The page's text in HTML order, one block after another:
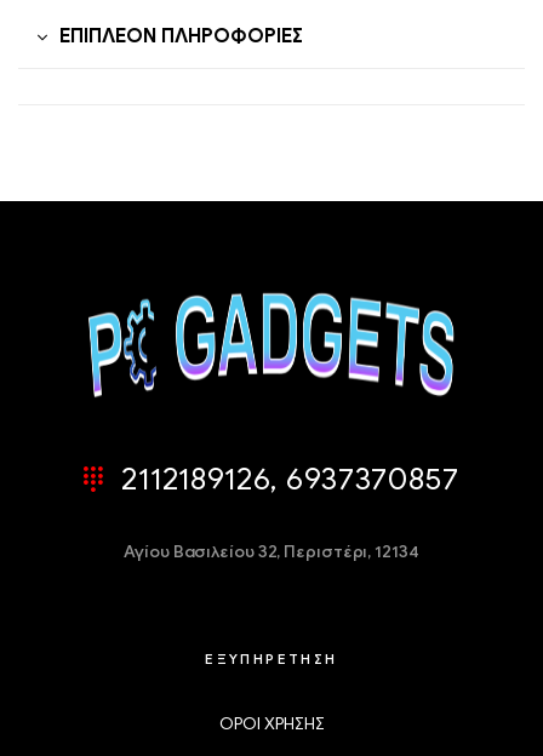
ΕΠΙΠΛΈΟΝ ΠΛΗΡΟΦΟΡΊΕΣ
2112189126, 6937370857
Αγίου Βασιλείου 32, Περιστέρι, 12134
ΕΞΥΠΗΡΕΤΗΣΗ
ΟΡΟΙ ΧΡΗΣΗΣ